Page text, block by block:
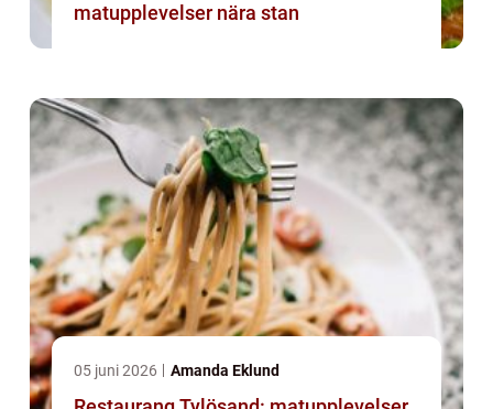
matupplevelser nära stan
05 juni 2026 Amanda Eklund